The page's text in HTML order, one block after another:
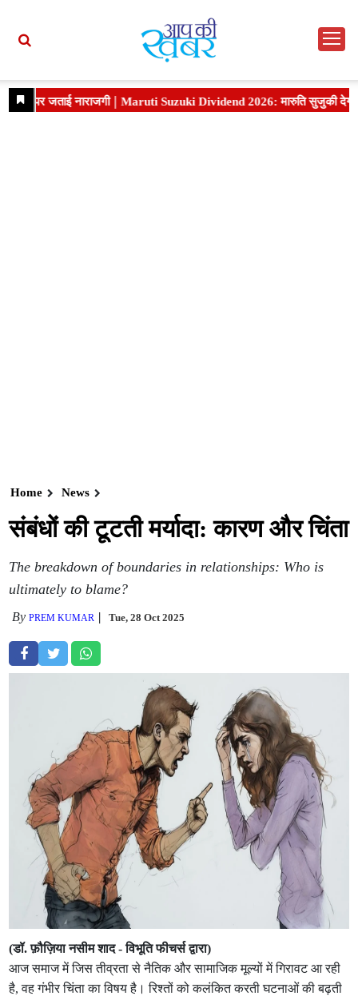
Home News
संबंधों की टूटती मर्यादा: कारण और चिंता
The breakdown of boundaries in relationships: Who is
ultimately to blame?
ByPREM KUMAR Tue, 28 Oct 2025
(डॉ. फ़ौज़िया नसीम शाद - विभूति फीचर्स द्वारा)
आज समाज में जिस तीव्रता से नैतिक और सामाजिक मूल्यों में गिरावट आ रही
है, वह गंभीर चिंता का विषय है। रिश्तों को कलंकित करती घटनाओं की बढ़ती